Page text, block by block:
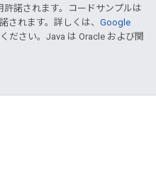
許諾されます。コードサンプルは
されます。詳しくは、 Google
ださい。Java は Oracle および関